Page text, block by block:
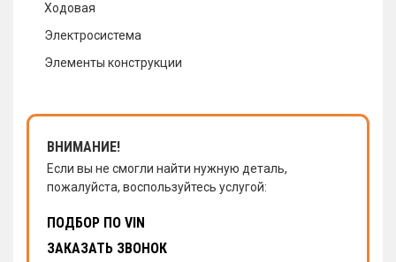
Ходовая
Электросистема
Элементы конструкции
ВНИМАНИЕ!
Если вы не смогли найти нужную деталь,
пожалуйста, воспользуйтесь услугой:
ПОДБОР ПО VIN
ЗАКАЗАТЬ ЗВОНОК